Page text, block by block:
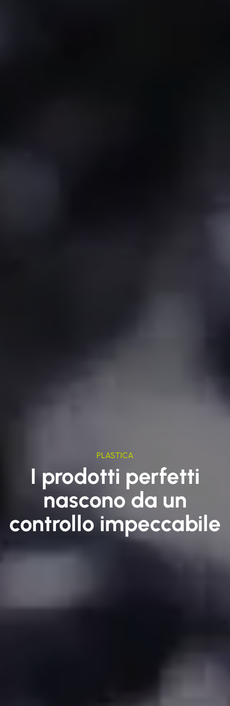
PLASTICA
I prodotti perfetti
nascono da un
controllo impeccabile